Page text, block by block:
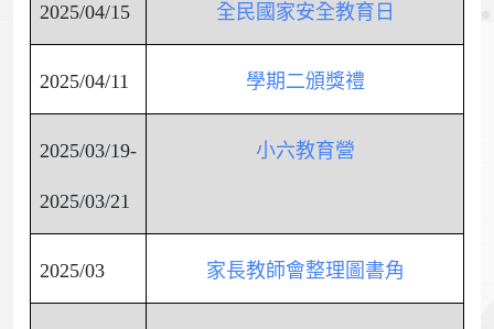
2025/04/15 全民國家安全教育日
2025/04/11 學期二頒獎禮
2025/03/19-
2025/03/21
小六教育營
2025/03 家長教師會整理圖書角